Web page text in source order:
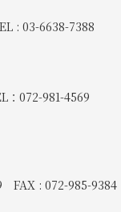
: 03-6638-7388
：072-981-4569
FAX : 072-985-9384